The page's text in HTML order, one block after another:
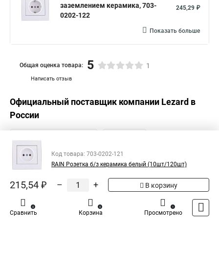
заземлением керамика, 703-
0202-122
245,29 ₽
Показать больше
Написать отзыв
Общая оценка товара: 5 1
Официальный поставщик компании Lezard в
России
Код товара: 703-0202-121
RAIN Розетка б/з керамика белый (10шт/120шт)
215,54 ₽ – + В корзину
Сравнить
0
Корзина
0
Просмотрено
1